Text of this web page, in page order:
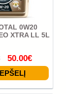
0W20
XTRA LL 5L
50.00€